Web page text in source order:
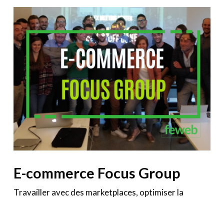
E-commerce Focus Group
Travailler avec des marketplaces, optimiser la